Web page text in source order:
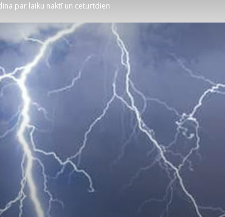
par laiku naktī un ceturtdien